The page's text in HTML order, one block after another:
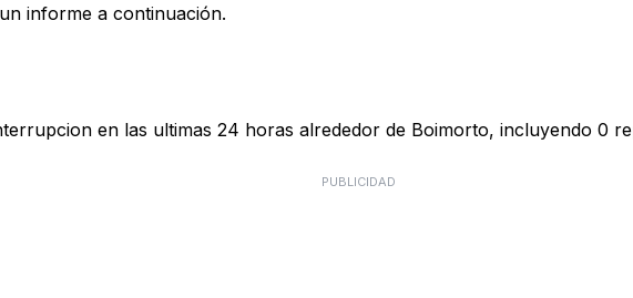
informe a continuación.
en las ultimas 24 horas alrededor de Boimorto, incluyendo 0
PUBLICIDAD